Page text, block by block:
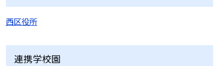
西区役所
連携学校園